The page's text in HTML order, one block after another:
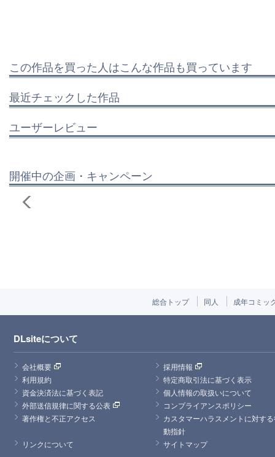
この作品を買った人はこんな作品も買っています
最近チェックした作品
ユーザーレビュー
開催中の企画・キャンペーン
総合トップ 同人 成年コミッ
DLsiteについて
会社概要
採用情報
利用規約
特定商取引法に基づく表示
資金決済法に基づく表記
個人情報の取扱いについて
外部送信規律に関する公表
コンプライアンスポリシー
著作権と不正アクセス
カスタマーハラスメントに対す
動指針
リンクについて
サイトマップ